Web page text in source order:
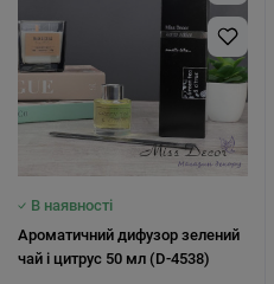
В наявності
Ароматичний дифузор зелений
чай і цитрус 50 мл (D-4538)